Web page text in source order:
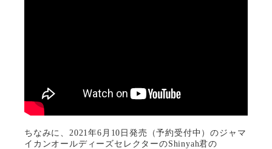
ちなみに、2021年6月10日発売（予約受付中）のジャマ
イカンオールディーズセレクターのShinyah君の